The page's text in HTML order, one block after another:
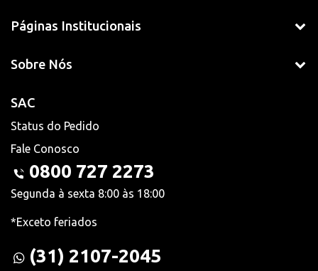
Páginas Institucionais
Sobre Nós
SAC
Status do Pedido
Fale Conosco
0800 727 2273
Segunda à sexta 8:00 às 18:00
*Exceto feriados
(31) 2107-2045